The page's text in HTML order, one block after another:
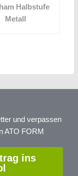
Halbstufe
Metall
und verpassen
ATO FORM
ins